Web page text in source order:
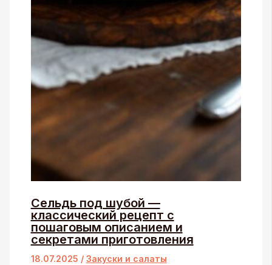
Сельдь под шубой —
классический рецепт с
пошаговым описанием и
секретами приготовления
18.07.2025 / Закуски и салаты